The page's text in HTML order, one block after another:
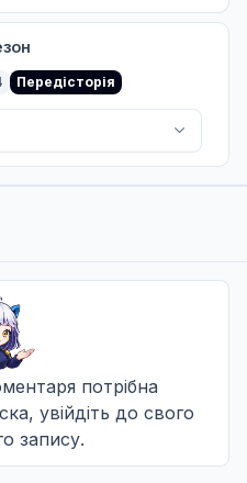
Передісторія
потрібна
увійдіть до свого
запису.